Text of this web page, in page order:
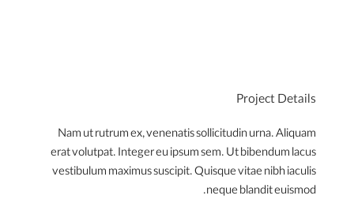
Project Details
Nam ut rutrum ex, venenatis sollicitudin urna. Aliquam
erat volutpat. Integer eu ipsum sem. Ut bibendum lacus
vestibulum maximus suscipit. Quisque vitae nibh iaculis
neque blandit euismod.